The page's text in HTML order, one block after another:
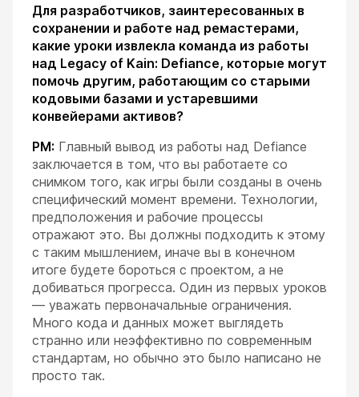
Для разработчиков, заинтересованных в
сохранении и работе над ремастерами,
какие уроки извлекла команда из работы
над Legacy of Kain: Defiance, которые могут
помочь другим, работающим со старыми
кодовыми базами и устаревшими
конвейерами активов?
РМ: Главный вывод из работы над Defiance
заключается в том, что вы работаете со
снимком того, как игры были созданы в очень
специфический момент времени. Технологии,
предположения и рабочие процессы
отражают это. Вы должны подходить к этому
с таким мышлением, иначе вы в конечном
итоге будете бороться с проектом, а не
добиваться прогресса. Один из первых уроков
— уважать первоначальные ограничения.
Много кода и данных может выглядеть
странно или неэффективно по современным
стандартам, но обычно это было написано не
просто так.